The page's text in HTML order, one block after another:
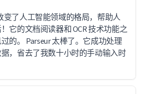
变了人工智能领域的格局，帮助人
它的文档阅读器和 OCR 技术功能之
的。 Parseur 太棒了。它成功处理
，省去了我数十小时的手动输入时